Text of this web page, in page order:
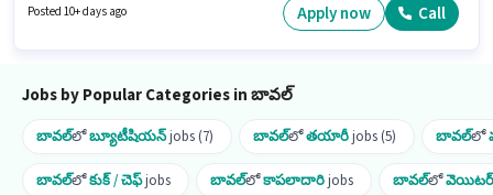
గుర్గావ్ లో ఉంది. Yes Madam బ్యూటీషియన్ విభాగంలో బ్యూటీషియన్ ఉద్యోగానికి
Posted 10+ days ago Apply now Call
Jobs by Popular Categories in బావల్
బావల్లోబ్యూటీషియన్jobs (7) బావల్లోతయారీjobs (5) బావల్లో
బావల్లోకుక్ / చెఫ్jobs బావల్లోకాపలాదారిjobs బావల్లోవెయిటర్